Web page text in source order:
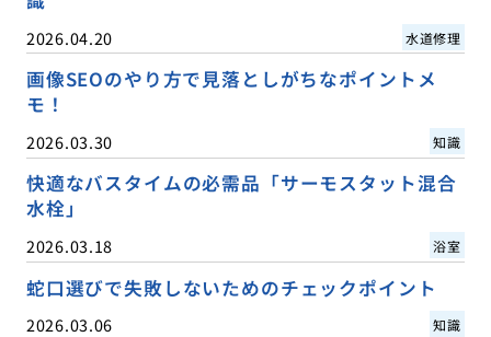
2026.04.20 水道修理
画像SEOのやり方で見落としがちなポイントメ
モ！
2026.03.30 知識
快適なバスタイムの必需品「サーモスタット混合
水栓」
2026.03.18 浴室
蛇口選びで失敗しないためのチェックポイント
2026.03.06 知識